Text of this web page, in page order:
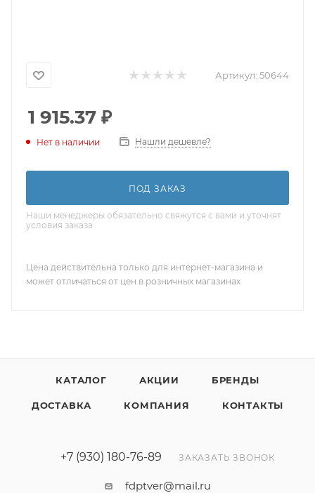
Артикул: 50644
1 915.37 ₽
Нет в наличии Нашли дешевле?
ПОД ЗАКАЗ
Наши менеджеры обязательно свяжутся с вами и уточнят
условия заказа
Цена действительна только для интернет-магазина и
может отличаться от цен в розничных магазинах
КАТАЛОГ АКЦИИ БРЕНДЫ
ДОСТАВКА КОМПАНИЯ КОНТАКТЫ
+7 (930) 180-76-89 ЗАКАЗАТЬ ЗВОНОК
fdptver@mail.ru